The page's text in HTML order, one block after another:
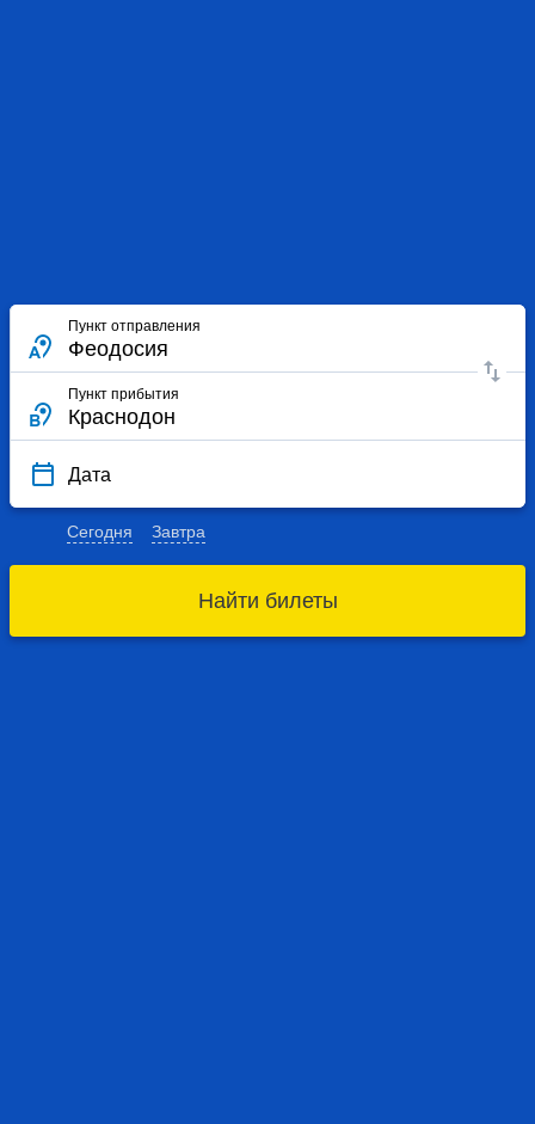
Пункт отправления
Пункт прибытия
Дата
Сегодня Завтра
Найти билеты